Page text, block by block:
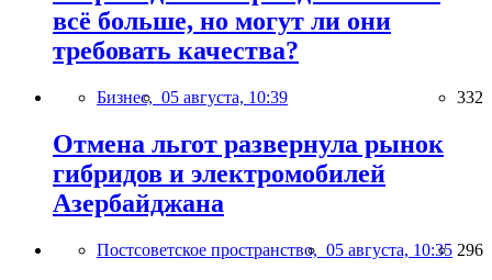
всё больше, но могут ли они
требовать качества?
Бизнес, 05 августа, 10:39 332
Отмена льгот развернула рынок
гибридов и электромобилей
Азербайджана
Постсоветское пространство, 05 августа, 10:35 296